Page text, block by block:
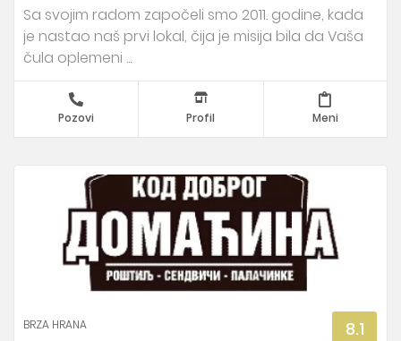
Sa svojim radom započeli smo 2011. godine, kada
je nastao naš prvi lokal, čija je misija bila da Vaša
čula oplemeni ...
Pozovi Profil Meni
8.1
BRZA HRANA